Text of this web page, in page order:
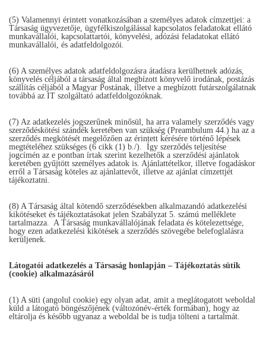
(5) Valamennyi érintett vonatkozásában a személyes adatok címzettjei: a
Társaság ügyvezetője, ügyfélkiszolgálással kapcsolatos feladatokat ellátó
munkavállalói, kapcsolattartói, könyvelési, adózási feladatokat ellátó
munkavállalói, és adatfeldolgozói.
(6) A személyes adatok adatfeldolgozásra átadásra kerülhetnek adózás,
könyvelés céljából a társaság által megbízott könyvelő irodának, postázás
szállítás céljából a Magyar Postának, illetve a megbízott futárszolgálatnak
továbbá az IT szolgáltató adatfeldolgozóknak.
(7) Az adatkezelés jogszerűnek minősül, ha arra valamely szerződés vagy
szerződéskötési szándék keretében van szükség (Preambulum 44.) ha az a
szerződés megkötését megelőzően az érintett kérésére történő lépések
megtételéhez szükséges (6 cikk (1) b./). Így szerződés teljesítése
jogcímén az e pontban írtak szerint kezelhetők a szerződési ajánlatok
keretében gyűjtött személyes adatok is. Ajánlattételkor, illetve fogadáskor
erről a Társaság köteles az ajánlattevőt, illetve az ajánlat címzettjét
tájékoztatni.
(8) A Társaság által kötendő szerződésekben alkalmazandó adatkezelési
kikötéseket és tájékoztatásokat jelen Szabályzat 5. számú melléklete
tartalmazza. A Társaság munkavállalójának feladata és kötelezettsége,
hogy ezen adatkezelési kikötések a szerződés szövegébe belefoglalásra
kerüljenek.
Látogatói adatkezelés a Társaság honlapján – Tájékoztatás sütik
(cookie) alkalmazásáról
(1) A süti (angolul cookie) egy olyan adat, amit a meglátogatott weboldal
küld a látogató böngészőjének (változónév-érték formában), hogy az
eltárolja és később ugyanaz a weboldal be is tudja tölteni a tartalmát.